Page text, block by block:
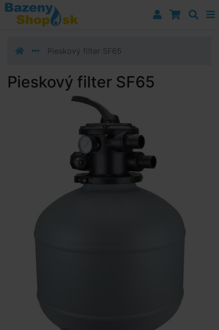
Prejsť k navigácii
Prejsť na obsah
Prejsť k bočnému stĺpci
Pieskový filter SF65
Pieskový filter SF65